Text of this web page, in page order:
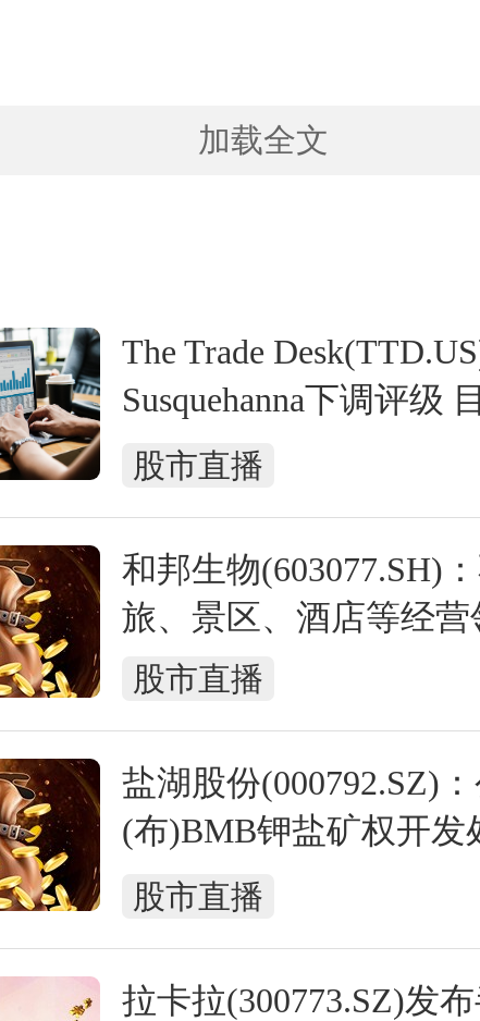
加载全文
The Trade
Susquehanna下调评级
近六成 股价一度重挫
股市直播
和邦生物(603077.SH)
旅、景区、酒店等经营
股市直播
盐湖股份(000792.SZ)
(布)BMB钾盐矿权开发
段
股市直播
拉卡拉(300773.SZ)发